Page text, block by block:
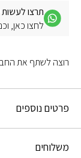
תרצו לעשות
לחצו כאן,
פרטים נוספים
משלוחים
רוצה לשתף את